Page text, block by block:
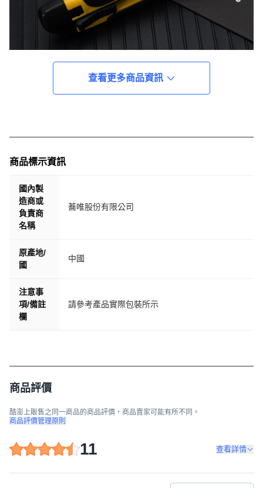
查看更多商品資訊
商品標示資訊
國內製
造商或
負責商
名稱
蕎唯股份有限公司
原產地/
國
中國
注意事
項/備註
欄
請參考產品實際包裝所示
商品評價
酷澎上販售之同一商品的商品評價，商品賣家可能有所不同。
商品評價管理原則
11 查看詳情